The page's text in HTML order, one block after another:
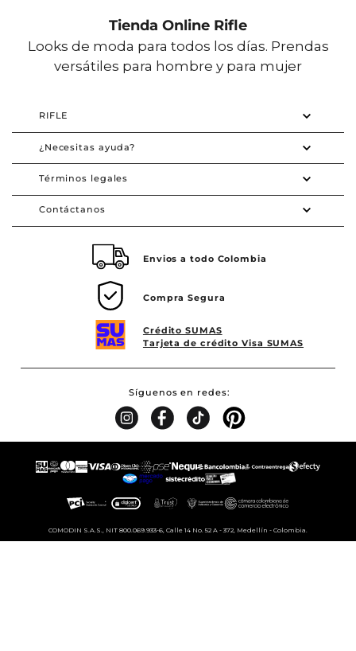
Tienda Online Rifle
Looks de moda para todos los días. Prendas
versátiles para hombre y para mujer
RIFLE
¿Necesitas ayuda?
Términos legales
Contáctanos
Envios a todo Colombia
Compra Segura
Crédito SUMAS
Tarjeta de crédito Visa SUMAS
Síguenos en redes
COMODIN S.A.S., NIT 800.069.933-6, Calle 14 No. 52 A - 372, Medellín - Colombia.